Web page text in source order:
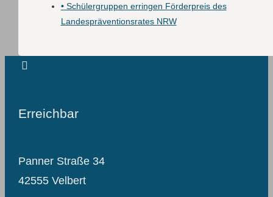
•Schülergruppen erringen Förderpreis des
Landespräventionsrates NRW
Erreichbar
Panner Straße 34
42555 Velbert